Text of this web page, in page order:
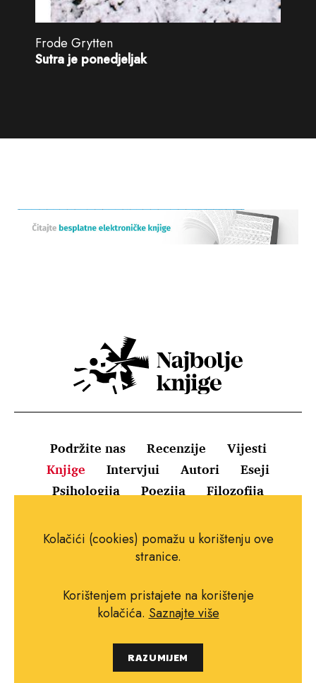
Frode Grytten
Sutra je ponedjeljak
Podržite nas Recenzije
Vijesti
Knjige
Intervjui Autori
Eseji
Psihologija
Poezija Filozofija
Uvjeti korištenja
Pravila o kolačićima
Impressum
Copyright © 2010.-2021. najboljeknjige.com.
Kolačići (cookies) pomažu u korištenju ove
stranice.
Korištenjem pristajete na korištenje
kolačića. Saznajte više
RAZUMIJEM